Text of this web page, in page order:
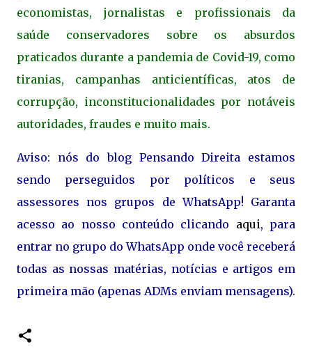
economistas, jornalistas e profissionais da
saúde conservadores sobre os absurdos
praticados durante a pandemia de Covid-19, como
tiranias, campanhas anticientíficas, atos de
corrupção, inconstitucionalidades por notáveis
autoridades, fraudes e muito mais.
Aviso: nós do blog Pensando Direita estamos
sendo perseguidos por políticos e seus
assessores nos grupos de WhatsApp! Garanta
acesso ao nosso conteúdo clicando aqui, para
entrar no grupo do WhatsApp onde você receberá
todas as nossas matérias, notícias e artigos em
primeira mão (apenas ADMs enviam mensagens).